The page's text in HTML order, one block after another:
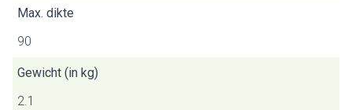
Max. dikte
90
Gewicht (in kg)
2.1